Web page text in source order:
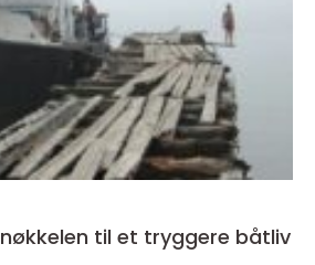
Båtførerprøven nøkkelen til et tryggere båtliv